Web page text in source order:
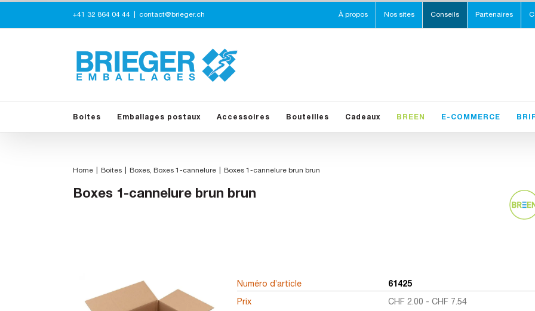
content
+41 32 864 04 44 contact@brieger.ch À propos Nos sites Conseils Partenaires
Boites Emballages postaux Accessoires Bouteilles Cadeaux BREEN E-COMMERCE
Home Boites Boxes Boxes 1-cannelure Boxes 1-cannelure brun brun
Boxes 1-cannelure brun brun
Numéro d’article 61425
Prix CHF 2.00 -CHF 7.54